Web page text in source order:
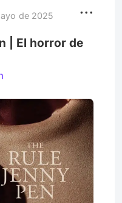
de 2025
| El horror de